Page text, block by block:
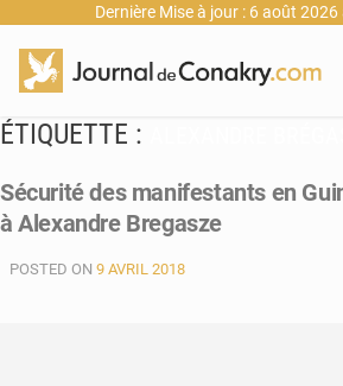
Dernière Mise à jour : 6 août
ÉTIQUETTE :
Sécurité des manifestants en
à Alexandre Bregasze
POSTED ON 9 AVRIL 2018